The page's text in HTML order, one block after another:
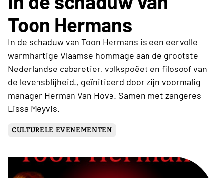
Toon Hermans
In de schaduw van Toon Hermans is een eervolle
warmhartige Vlaamse hommage aan de grootste
Nederlandse cabaretier, volkspoëet en filosoof van
de levensblijheid., geïnitieerd door zijn voormalig
manager Herman Van Hove. Samen met zangeres
Lissa Meyvis.
CULTURELE EVENEMENTEN